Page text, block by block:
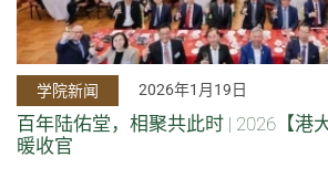
学院新闻 2026年1月19日
百年陆佑堂，相聚共此时 | 2026【港
暖收官